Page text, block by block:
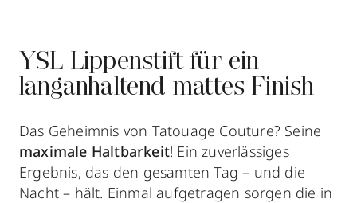
YSL Lippenstift für ein
langanhaltend mattes Finish
Das Geheimnis von Tatouage Couture? Seine
maximale Haltbarkeit! Ein zuverlässiges
Ergebnis, das den gesamten Tag – und die
Nacht – hält. Einmal aufgetragen sorgen die in